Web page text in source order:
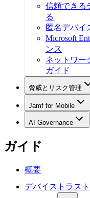
信頼できる
る
匿名デバイ
Microsoft
ンス
ネットワー
ガイド
脅威とリスク管理
Jamf for Mobile
AI Governance
ガイド
概要
デバイストラス